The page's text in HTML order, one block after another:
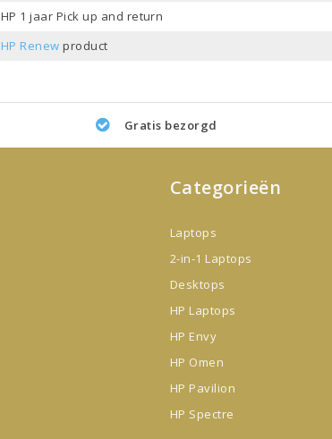
HP 1 jaar Pick up and return
HP Renew product
Gratis bezorgd
Categorieën
Laptops
2-in-1 Laptops
Desktops
HP Laptops
HP Envy
HP Omen
HP Pavilion
HP Spectre